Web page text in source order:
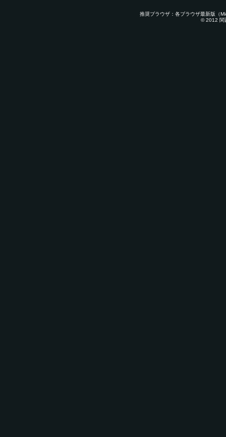
推奨ブラウザ：各ブラウザ最新版（
© 2012 関